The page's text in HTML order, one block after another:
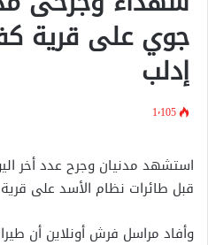
جوي على قرية
إدلب
1٬105
استشهد مدنيان وجرح عدد أخر
قبل طائرات نظام الأسد على
وأفاد مراسل فرش أونلاين أن